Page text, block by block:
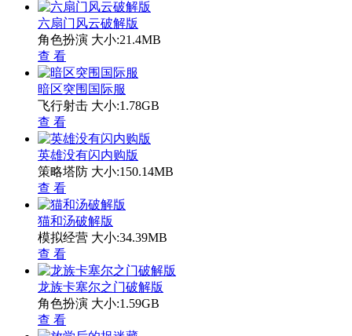
六扇门风云破解版
角色扮演 大小:21.4MB
查 看
暗区突围国际服
飞行射击 大小:1.78GB
查 看
英雄没有闪内购版
策略塔防 大小:150.14MB
查 看
猫和汤破解版
模拟经营 大小:34.39MB
查 看
龙族卡塞尔之门破解版
角色扮演 大小:1.59GB
查 看